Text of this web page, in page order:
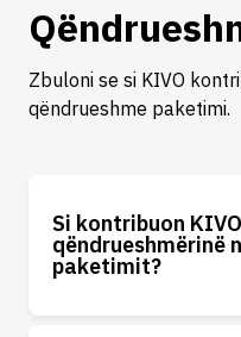
Zbuloni se si KIVO
qëndrueshme paketimi.
Si kontribuon
qëndrueshmërinë
paketimit?